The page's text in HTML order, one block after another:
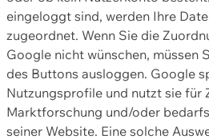
eingeloggt sind, werden Ihre
zugeordnet. Wenn Sie die
Google nicht wünschen, müssen
des Buttons ausloggen. Google
Nutzungsprofile und nutzt sie für
Marktforschung und/oder
seiner Website. Eine solche